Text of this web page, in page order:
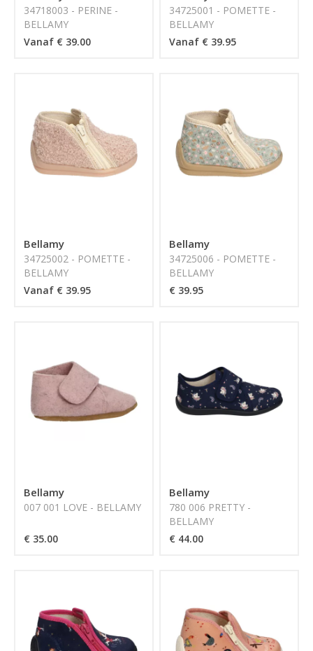
34718003 - PERINE -
BELLAMY
Vanaf € 39.00
34725001 - POMETTE -
BELLAMY
Vanaf € 39.95
Bellamy
34725002 - POMETTE -
BELLAMY
Vanaf € 39.95
Bellamy
34725006 - POMETTE -
BELLAMY
€ 39.95
Bellamy
007 001 LOVE - BELLAMY
€ 35.00
Bellamy
780 006 PRETTY -
BELLAMY
€ 44.00